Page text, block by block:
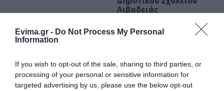
Evima.gr - Do Not Process My Personal
Information
If you wish to opt-out of the sale, sharing to third parties, or
processing of your personal or sensitive information for
targeted advertising by us, please use the below opt-out
10.08.2026 | 10:20
Λιβαδειάς